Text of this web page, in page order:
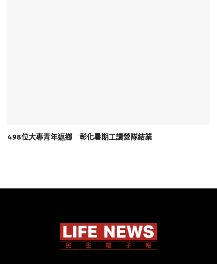
498位大專青年返鄉 彰化暑期工讀營隊結業